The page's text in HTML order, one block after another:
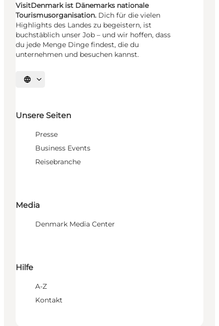
VisitDenmark ist Dänemarks nationale
Tourismusorganisation. Dich für die vielen
Highlights des Landes zu begeistern, ist
buchstäblich unser Job – und wir hoffen, dass
du jede Menge Dinge findest, die du
unternehmen und besuchen kannst.
Sprache auswählen
Unsere Seiten
Presse
Business Events
Reisebranche
Media
Denmark Media Center
Hilfe
A-Z
Kontakt